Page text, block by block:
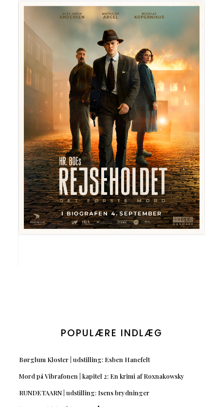
POPULÆRE INDLÆG
Børglum Kloster | udstilling: Esben Hanefelt
Mord på Vibrafonen | kapitel 2: En krimi af Roxnakowsky
RUNDETAARN | udstilling: Isens brydninger